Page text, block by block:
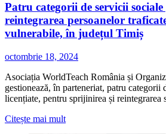
Patru categorii de servicii
reintegrarea persoanelor
vulnerabile, în județul Timiș
octombrie 18, 2024
Asociația WorldTeach România și
gestionează, în parteneriat, patru categorii
licențiate, pentru sprijinirea și reintegrarea
Citește mai multCitește